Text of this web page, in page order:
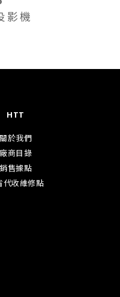
影機
HTT
關於我們
廠商目錄
銷售據點
代收維修點